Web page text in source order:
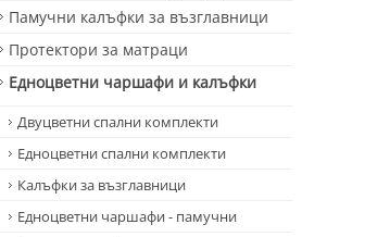
Памучни калъфки за възглавници
Протектори за матраци
Едноцветни чаршафи и калъфки
Двуцветни спални комплекти
Едноцветни спални комплекти
Калъфки за възглавници
Едноцветни чаршафи - памучни